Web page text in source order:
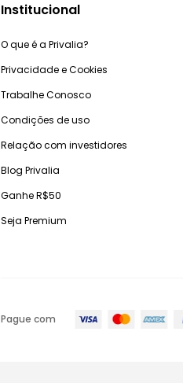
Institucional
O que é a Privalia?
Privacidade e Cookies
Trabalhe Conosco
Condições de uso
Relação com investidores
Blog Privalia
Ganhe R$50
Seja Premium
Pague com